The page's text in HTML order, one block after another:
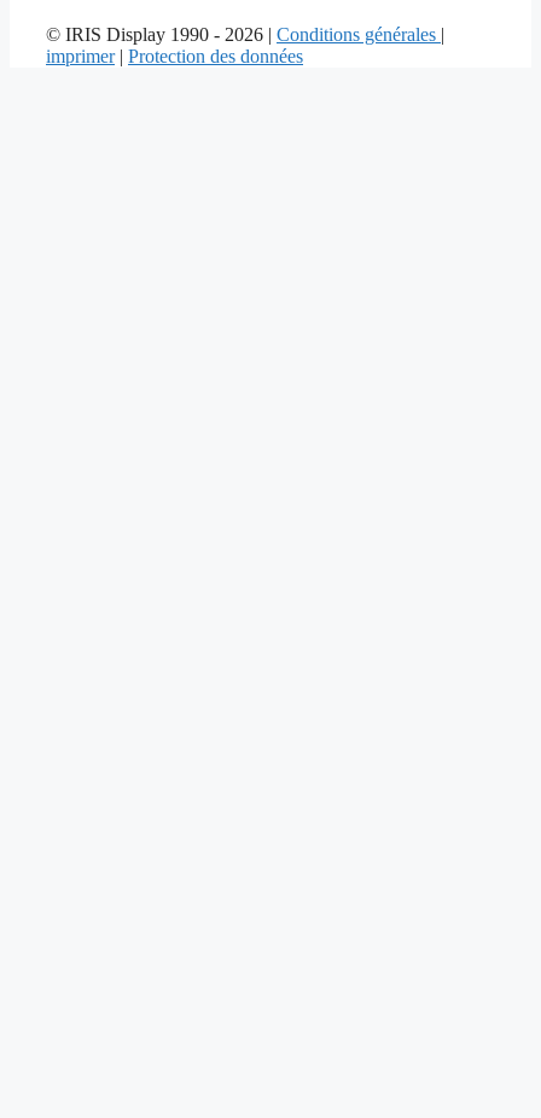
© IRIS Display 1990 - 2026 | Conditions générales |
imprimer| Protection des données